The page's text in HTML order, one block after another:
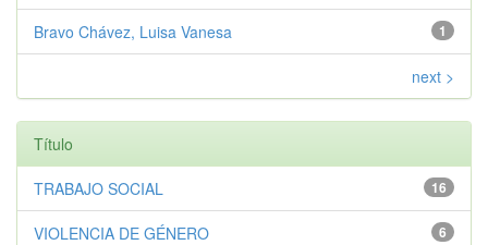
1
Bravo Chávez, Luisa Vanesa
next >
Título
16
TRABAJO SOCIAL
6
VIOLENCIA DE GÉNERO